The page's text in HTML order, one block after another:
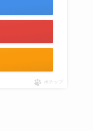
ポチップ